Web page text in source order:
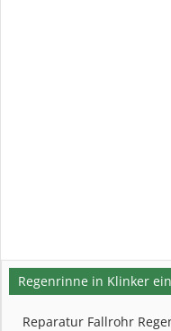
Regenrinne in Klinker
Reparatur Fallrohr